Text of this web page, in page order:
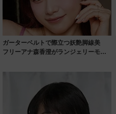
ガーターベルトで際立つ妖艶脚線美
フリーアナ森香澄がランジェリーモデ